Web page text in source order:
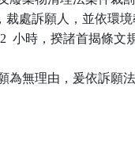
裁處訴願人，並依環
2  小時，揆諸首揭條
為無理由，爰依訴願